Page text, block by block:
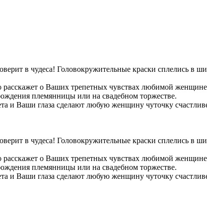
в чудеса! Головокружительные краски сплелись в
расскажет о Ваших трепетных чувствах любимой
племянницы или на свадебном торжестве.
и Ваши глаза сделают любую женщину чуточку
в чудеса! Головокружительные краски сплелись в
расскажет о Ваших трепетных чувствах любимой
племянницы или на свадебном торжестве.
и Ваши глаза сделают любую женщину чуточку